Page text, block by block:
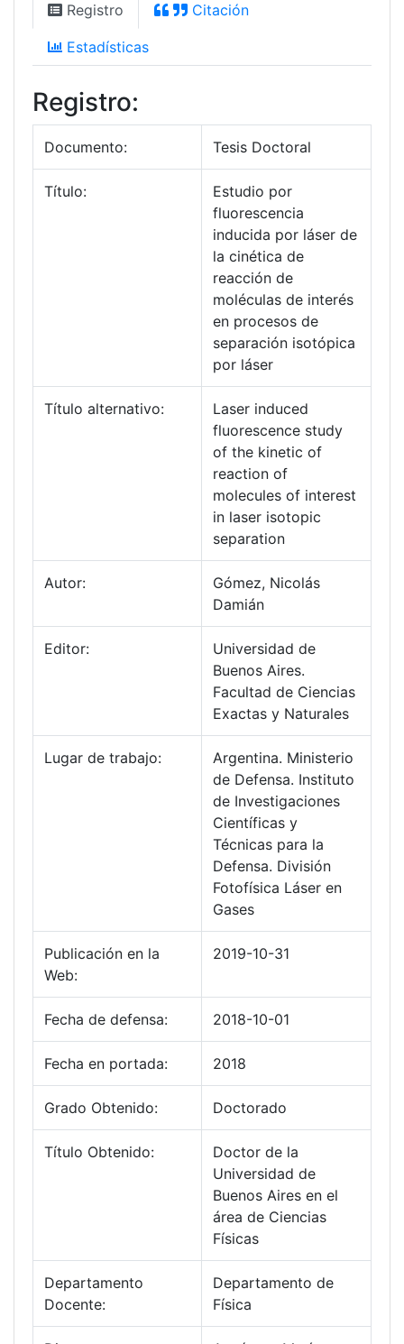
Registro Citación
Estadísticas
Registro:
Documento: Tesis Doctoral
Título:
Estudio por
fluorescencia
inducida por láser de
la cinética de
reacción de
moléculas de interés
en procesos de
separación isotópica
por láser
Título alternativo:
Laser induced
fluorescence study
of the kinetic of
reaction of
molecules of interest
in laser isotopic
separation
Autor:
Gómez, Nicolás
Damián
Editor:
Universidad de
Buenos Aires.
Facultad de Ciencias
Exactas y Naturales
Lugar de trabajo:
Argentina. Ministerio
de Defensa. Instituto
de Investigaciones
Científicas y
Técnicas para la
Defensa. División
Fotofísica Láser en
Gases
Publicación en la
Web:
2019-10-31
Fecha de defensa: 2018-10-01
Fecha en portada: 2018
Grado Obtenido: Doctorado
Título Obtenido:
Doctor de la
Universidad de
Buenos Aires en el
área de Ciencias
Físicas
Departamento
Docente:
Departamento de
Física